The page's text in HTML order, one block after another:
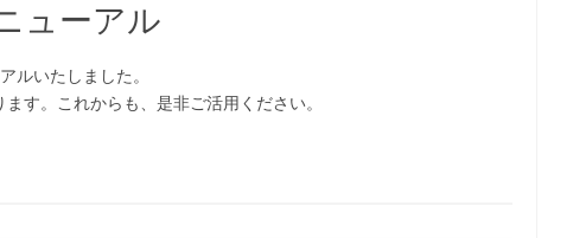
ューアル
ルいたしました。
す。これからも、是非ご活用ください。